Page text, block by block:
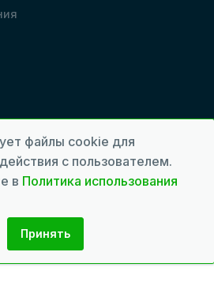
права защищены. | Время генерации
файлы cookie для
с пользователем.
в Политика использования
Принять